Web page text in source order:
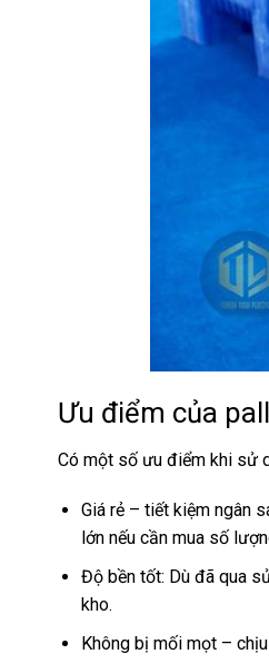
Ưu điểm của
Có một số ưu điểm khi sử
Giá rẻ – tiết kiệm ngân
lớn nếu cần mua số
Độ bền tốt: Dù đã qua
kho.
Không bị mối mọt –